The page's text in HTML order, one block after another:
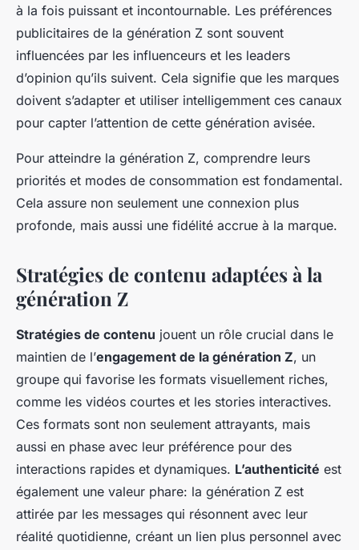
à la fois puissant et incontournable. Les préférences
publicitaires de la génération Z sont souvent
influencées par les influenceurs et les leaders
d’opinion qu’ils suivent. Cela signifie que les marques
doivent s’adapter et utiliser intelligemment ces canaux
pour capter l’attention de cette génération avisée.
Pour atteindre la génération Z, comprendre leurs
priorités et modes de consommation est fondamental.
Cela assure non seulement une connexion plus
profonde, mais aussi une fidélité accrue à la marque.
Stratégies de contenu adaptées à la
génération Z
Stratégies de contenu jouent un rôle crucial dans le
maintien de l’engagement de la génération Z, un
groupe qui favorise les formats visuellement riches,
comme les vidéos courtes et les stories interactives.
Ces formats sont non seulement attrayants, mais
aussi en phase avec leur préférence pour des
interactions rapides et dynamiques. L’authenticité est
également une valeur phare: la génération Z est
attirée par les messages qui résonnent avec leur
réalité quotidienne, créant un lien plus personnel avec